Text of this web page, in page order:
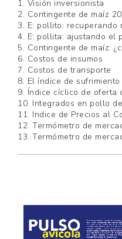
1. Visión inversionista
2. Contingente de maíz
3. E: pollito: recuperando
4. E: pollita: ajustando el
5. Contingente de maíz:
6. Costos de insumos
7. Costos de transporte
8. El índice de
9. Índice cíclico de oferta
10. Integrados en pollo
11. Indice de Precios al
12. Termómetro de
13. Termómetro de